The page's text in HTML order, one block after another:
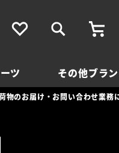
ツ その他ブラ
物のお届け・お問い合わせ業務